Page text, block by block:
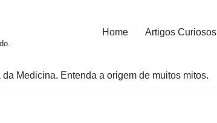
Home Artigos Curiosos
Medicina. Entenda a origem de muitos mitos.